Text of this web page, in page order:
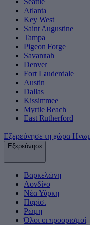
Seattle
Atlanta
Key West
Saint Augustine
Tampa
Pigeon Forge
Savannah
Denver
Fort Lauderdale
Austin
Dallas
Kissimmee
Myrtle Beach
East Rutherford
Εξερεύνησε τη χώρα
Εξερεύνησε
Βαρκελώνη
Λονδίνο
Νέα Υόρκη
Παρίσι
Ρώμη
Όλοι οι προορισμοί